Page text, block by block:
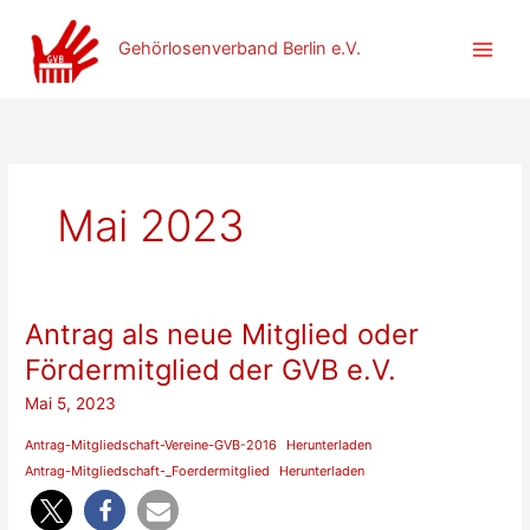
Inhalt
springen
Gehörlosenverband Berlin e.V.
Mai 2023
Antrag als neue Mitglied oder
Fördermitglied der GVB e.V.
Mai 5, 2023
Antrag-Mitgliedschaft-Vereine-GVB-2016
Herunterladen
Antrag-Mitgliedschaft-_Foerdermitglied
Herunterladen